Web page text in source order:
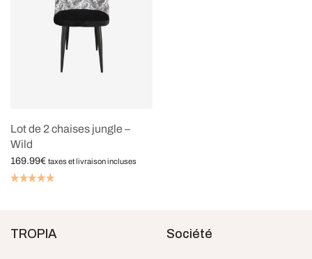
Lot de 2 chaises jungle –
Wild
169.99€ taxes et livraison incluses
Acheter le produit
TROPIA Société